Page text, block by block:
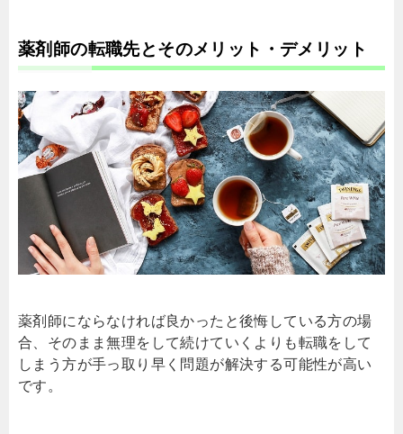
薬剤師の転職先とそのメリット・デメリット
薬剤師にならなければ良かったと後悔している方の場
合、そのまま無理をして続けていくよりも転職をして
しまう方が手っ取り早く問題が解決する可能性が高い
です。